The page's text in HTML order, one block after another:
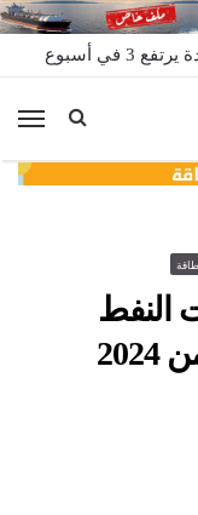
في أسبوع
النفط
الكبرى خلال الربع الثالث من 2024